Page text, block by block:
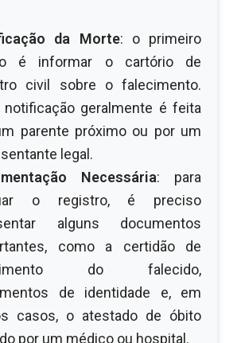
da Morte: o primeiro
é informar o cartório de
civil sobre o falecimento.
notificação geralmente é feita
parente próximo ou por um
legal.
Necessária: para
o registro, é preciso
alguns documentos
como a certidão de
do falecido,
de identidade e, em
casos, o atestado de óbito
por um médico ou hospital.